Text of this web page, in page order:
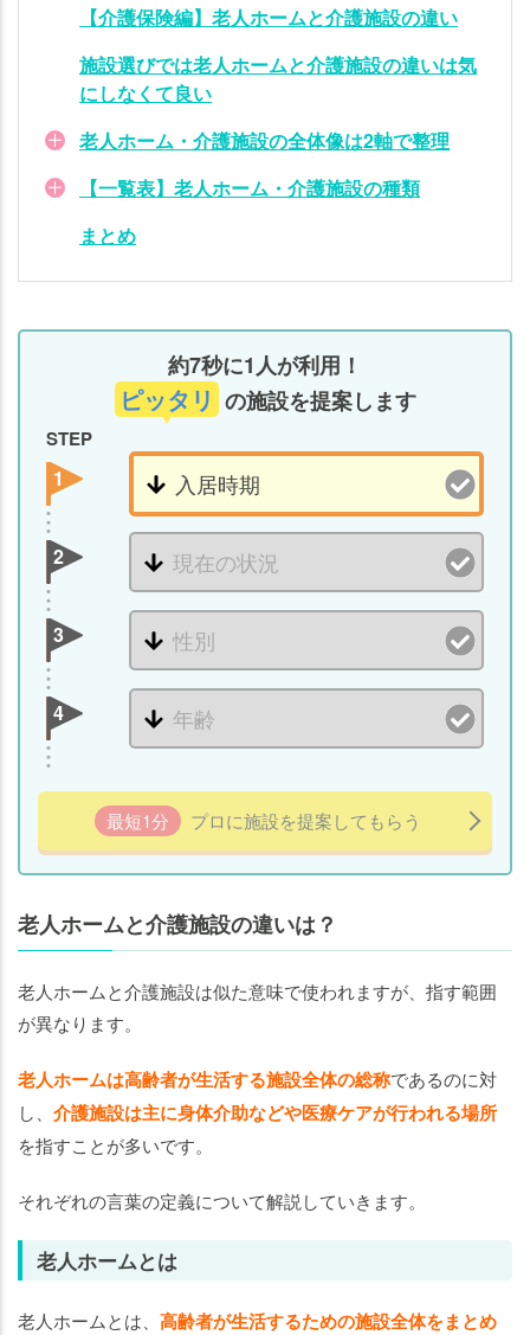
【介護保険編】老人ホームと介護施設の違い
施設選びでは老人ホームと介護施設の違いは気
にしなくて良い
老人ホーム・介護施設の全体像は2軸で整理
【一覧表】老人ホーム・介護施設の種類
まとめ
約7秒に1人が利用！
ピッタリ の施設を提案します
STEP
1
2
3
4
最短1分 プロに施設を提案してもらう
と
介
設
の
違
気
て
良
い
ホー
介護
施設
体像
整理
【一
覧
老人
ホー
ム・
介護
施設
の種
類
ま
め
老人ホームと介護施設の違いは？
老人ホームと介護施設は似た意味で使われますが、指す範囲
が異なります。
老人ホームは高齢者が生活する施設全体の総称であるのに対
し、 介護施設は主に身体介助などや医療ケアが行われる場所
を指すことが多いです。
それぞれの言葉の定義について解説していきます。
老人ホームとは
老人ホームとは、 高齢者が生活するための施設全体をまとめ